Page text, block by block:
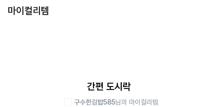
마이컬리템
간편 도시락
구수한김밥585님의 마이컬리템